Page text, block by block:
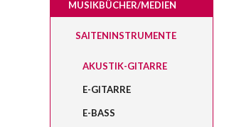
MUSIKBÜCHER/MEDIEN
SAITENINSTRUMENTE
AKUSTIK-GITARRE
E-GITARRE
E-BASS